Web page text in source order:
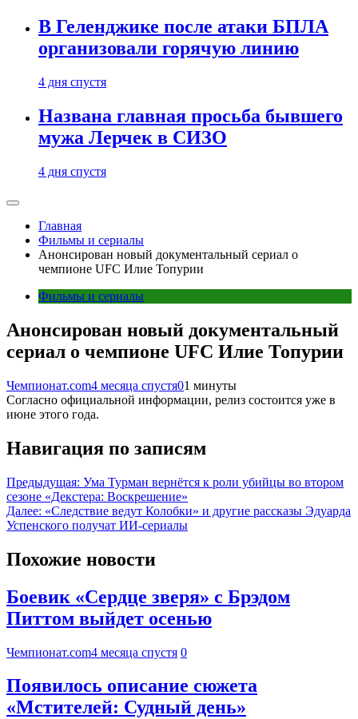
В Геленджике после атаки БПЛА
организовали горячую линию
4 дня спустя
Названа главная просьба бывшего
мужа Лерчек в СИЗО
4 дня спустя
Главная
Фильмы и сериалы
Анонсирован новый документальный сериал о
чемпионе UFC Илие Топурии
Фильмы и сериалы
Анонсирован новый документальный
сериал о чемпионе UFC Илие Топурии
Чемпионат.com4 месяца спустя01 минуты
Согласно официальной информации, релиз состоится уже в
июне этого года.
Навигация по записям
Предыдущая: Ума Турман вернётся к роли убийцы во втором
сезоне «Декстера: Воскрешение»
Далее: «Следствие ведут Колобки» и другие рассказы Эдуарда
Успенского получат ИИ-сериалы
Похожие новости
Боевик «Сердце зверя» с Брэдом
Питтом выйдет осенью
Чемпионат.com4 месяца спустя 0
Появилось описание сюжета
«Мстителей: Судный день»